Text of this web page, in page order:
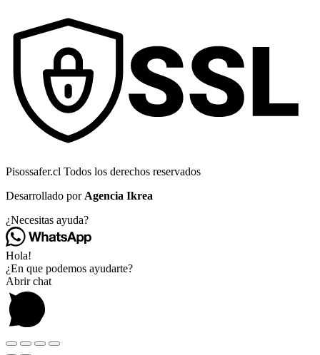
Pisossafer.cl Todos los derechos reservados
Desarrollado por Agencia Ikrea
¿Necesitas ayuda?
Hola!
¿En que podemos ayudarte?
Abrir chat